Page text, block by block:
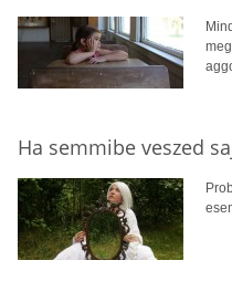
Ha semmibe veszed